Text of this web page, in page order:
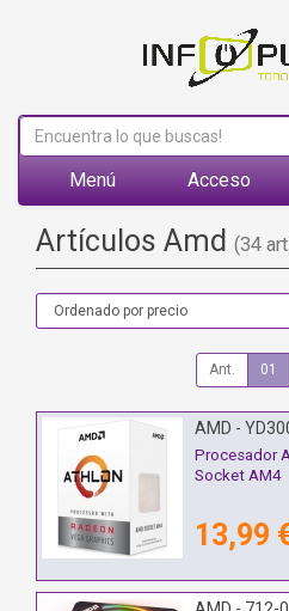
Menú Acceso
Artículos Amd (34
Ant. 01
AMD -
Procesador
Socket AM4
13,99